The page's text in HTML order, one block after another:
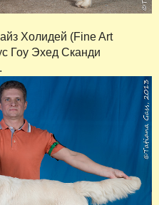
Холидей (Fine Art
Гоу Эхед Сканди